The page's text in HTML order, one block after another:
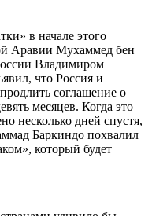
в начале этого
Аравии Мухаммед бен
Владимиром
что Россия и
соглашение о
месяцев. Когда это
несколько дней спустя,
Баркиндо похвалил
который будет